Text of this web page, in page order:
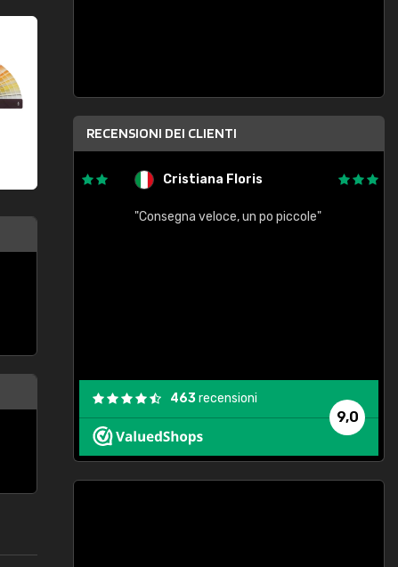
RECENSIONI DEI CLIENTI
Cristiana Floris
"Consegna veloce, un po piccole"
9,0
463recensioni